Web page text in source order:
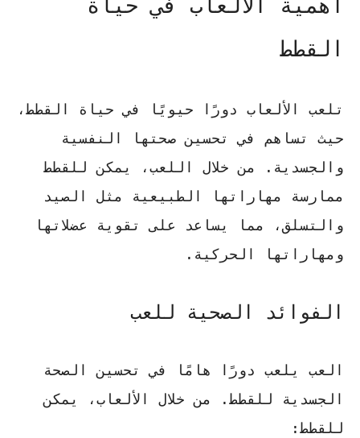
أهمية الألعاب في حياة
القطط
تلعب الألعاب دورًا حيويًا في حياة القطط،
حيث تساهم في تحسين صحتها النفسية
والجسدية. من خلال اللعب، يمكن للقطط
ممارسة مهاراتها الطبيعية مثل الصيد
والتسلق، مما يساعد على تقوية عضلاتها
ومهاراتها الحركية.
الفوائد الصحية للعب
العب يلعب دورًا هامًا في تحسين الصحة
الجسدية للقطط. من خلال الألعاب، يمكن
للقطط: